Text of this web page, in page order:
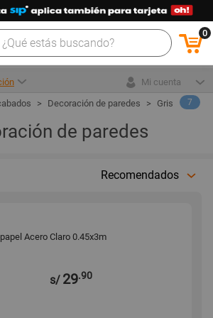
0
Mi cuenta
Decoración de paredes Gris 7
de paredes
Recomendados
Acero Claro 0.45x3m
s/ 29.90